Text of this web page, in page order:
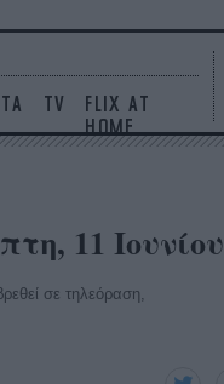
TV
FLIX AT
HOME
11 Ιουνίου
σε τηλεόραση,